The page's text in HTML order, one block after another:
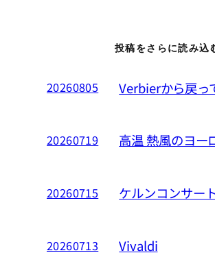
投稿をさらに読み込
20260805 Verbierから戻っ
20260719 高温 熱風のヨー
20260715 ケルンコンサー
20260713 Vivaldi